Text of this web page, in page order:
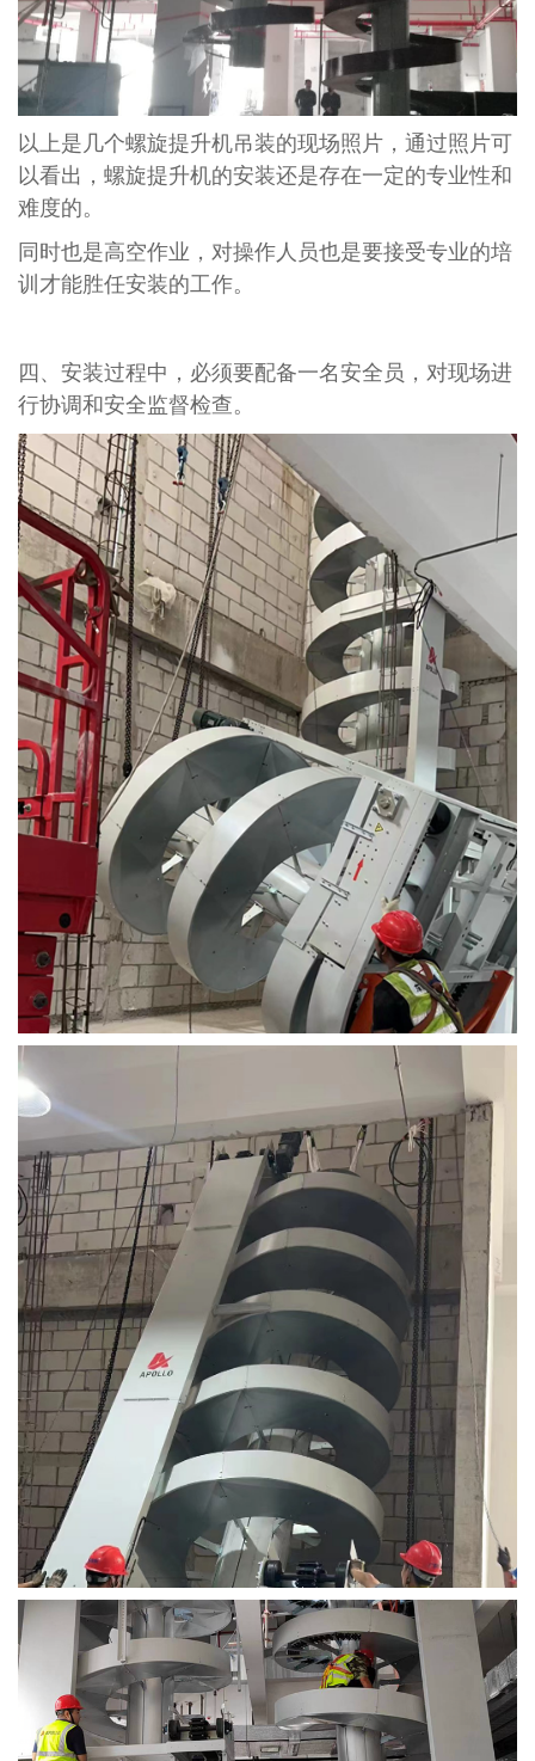
以上是几个螺旋提升机吊装的现场照片，通过照片可
以看出，螺旋提升机的安装还是存在一定的专业性和
难度的。
同时也是高空作业，对操作人员也是要接受专业的培
训才能胜任安装的工作。
四、安装过程中，必须要配备一名安全员，对现场进
行协调和安全监督检查。